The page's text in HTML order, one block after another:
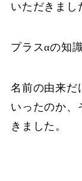
いただきまし
プラスαの知
名前の由来だ
いったのか、
きました。